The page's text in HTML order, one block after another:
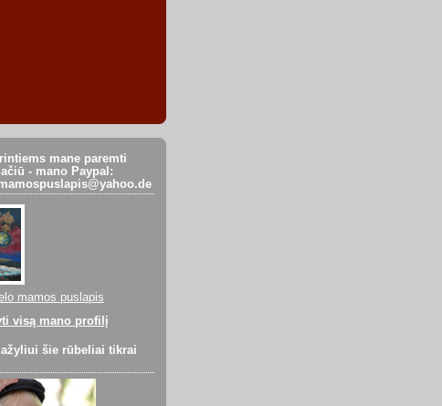
mane paremti
- mano Paypal:
mamos puslapis
visą mano profilį
šie rūbeliai tikrai